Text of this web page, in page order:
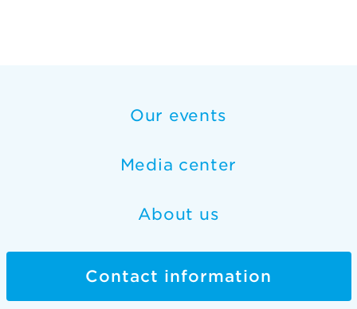
Our events
Media center
About us
Contact information